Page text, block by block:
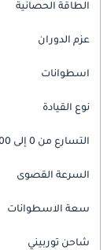
الطاقة الحصانية
عزم الدوران
اسطوانات
نوع القيادة
التسارع من 0 إلى 100 كلم بالساعة
السرعة القصوى
سعة الاسطوانات
شاحن توربيني